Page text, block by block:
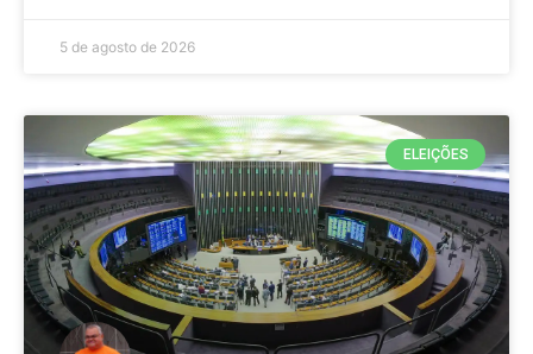
5 de agosto de 2026
ELEIÇÕES